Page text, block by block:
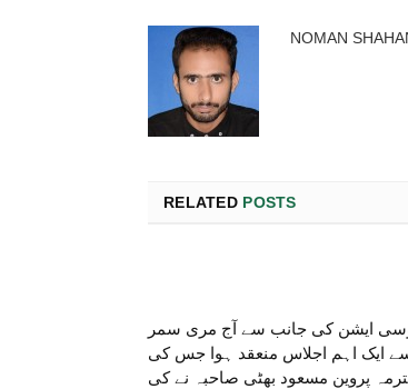
NOMAN
RELATEDPOSTS
ایشن کی جانب سے آج مری سمر
ایک اہم اجلاس منعقد ہوا جس کی
پروین مسعود بھٹی صاحبہ نے کی